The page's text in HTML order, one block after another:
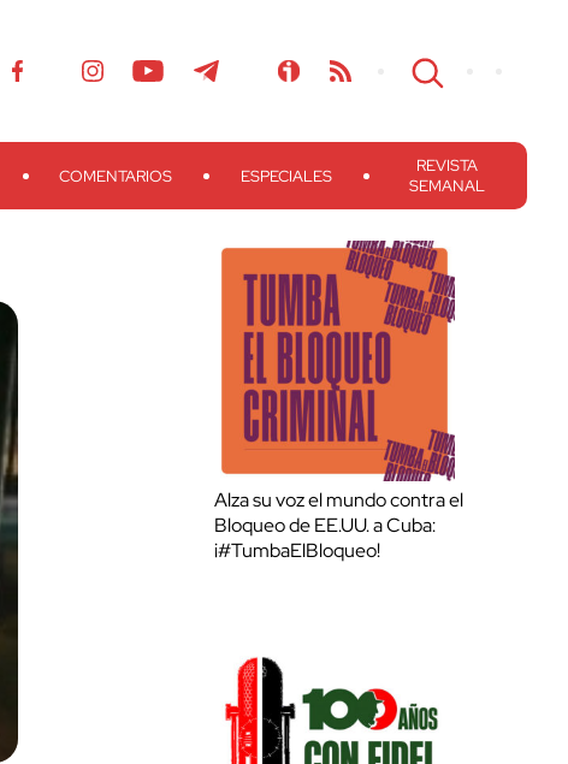
COMENTARIOS ESPECIALES
REVISTA
SEMANAL
Alza su voz el mundo contra el
Bloqueo de EE.UU. a Cuba:
¡#TumbaElBloqueo!